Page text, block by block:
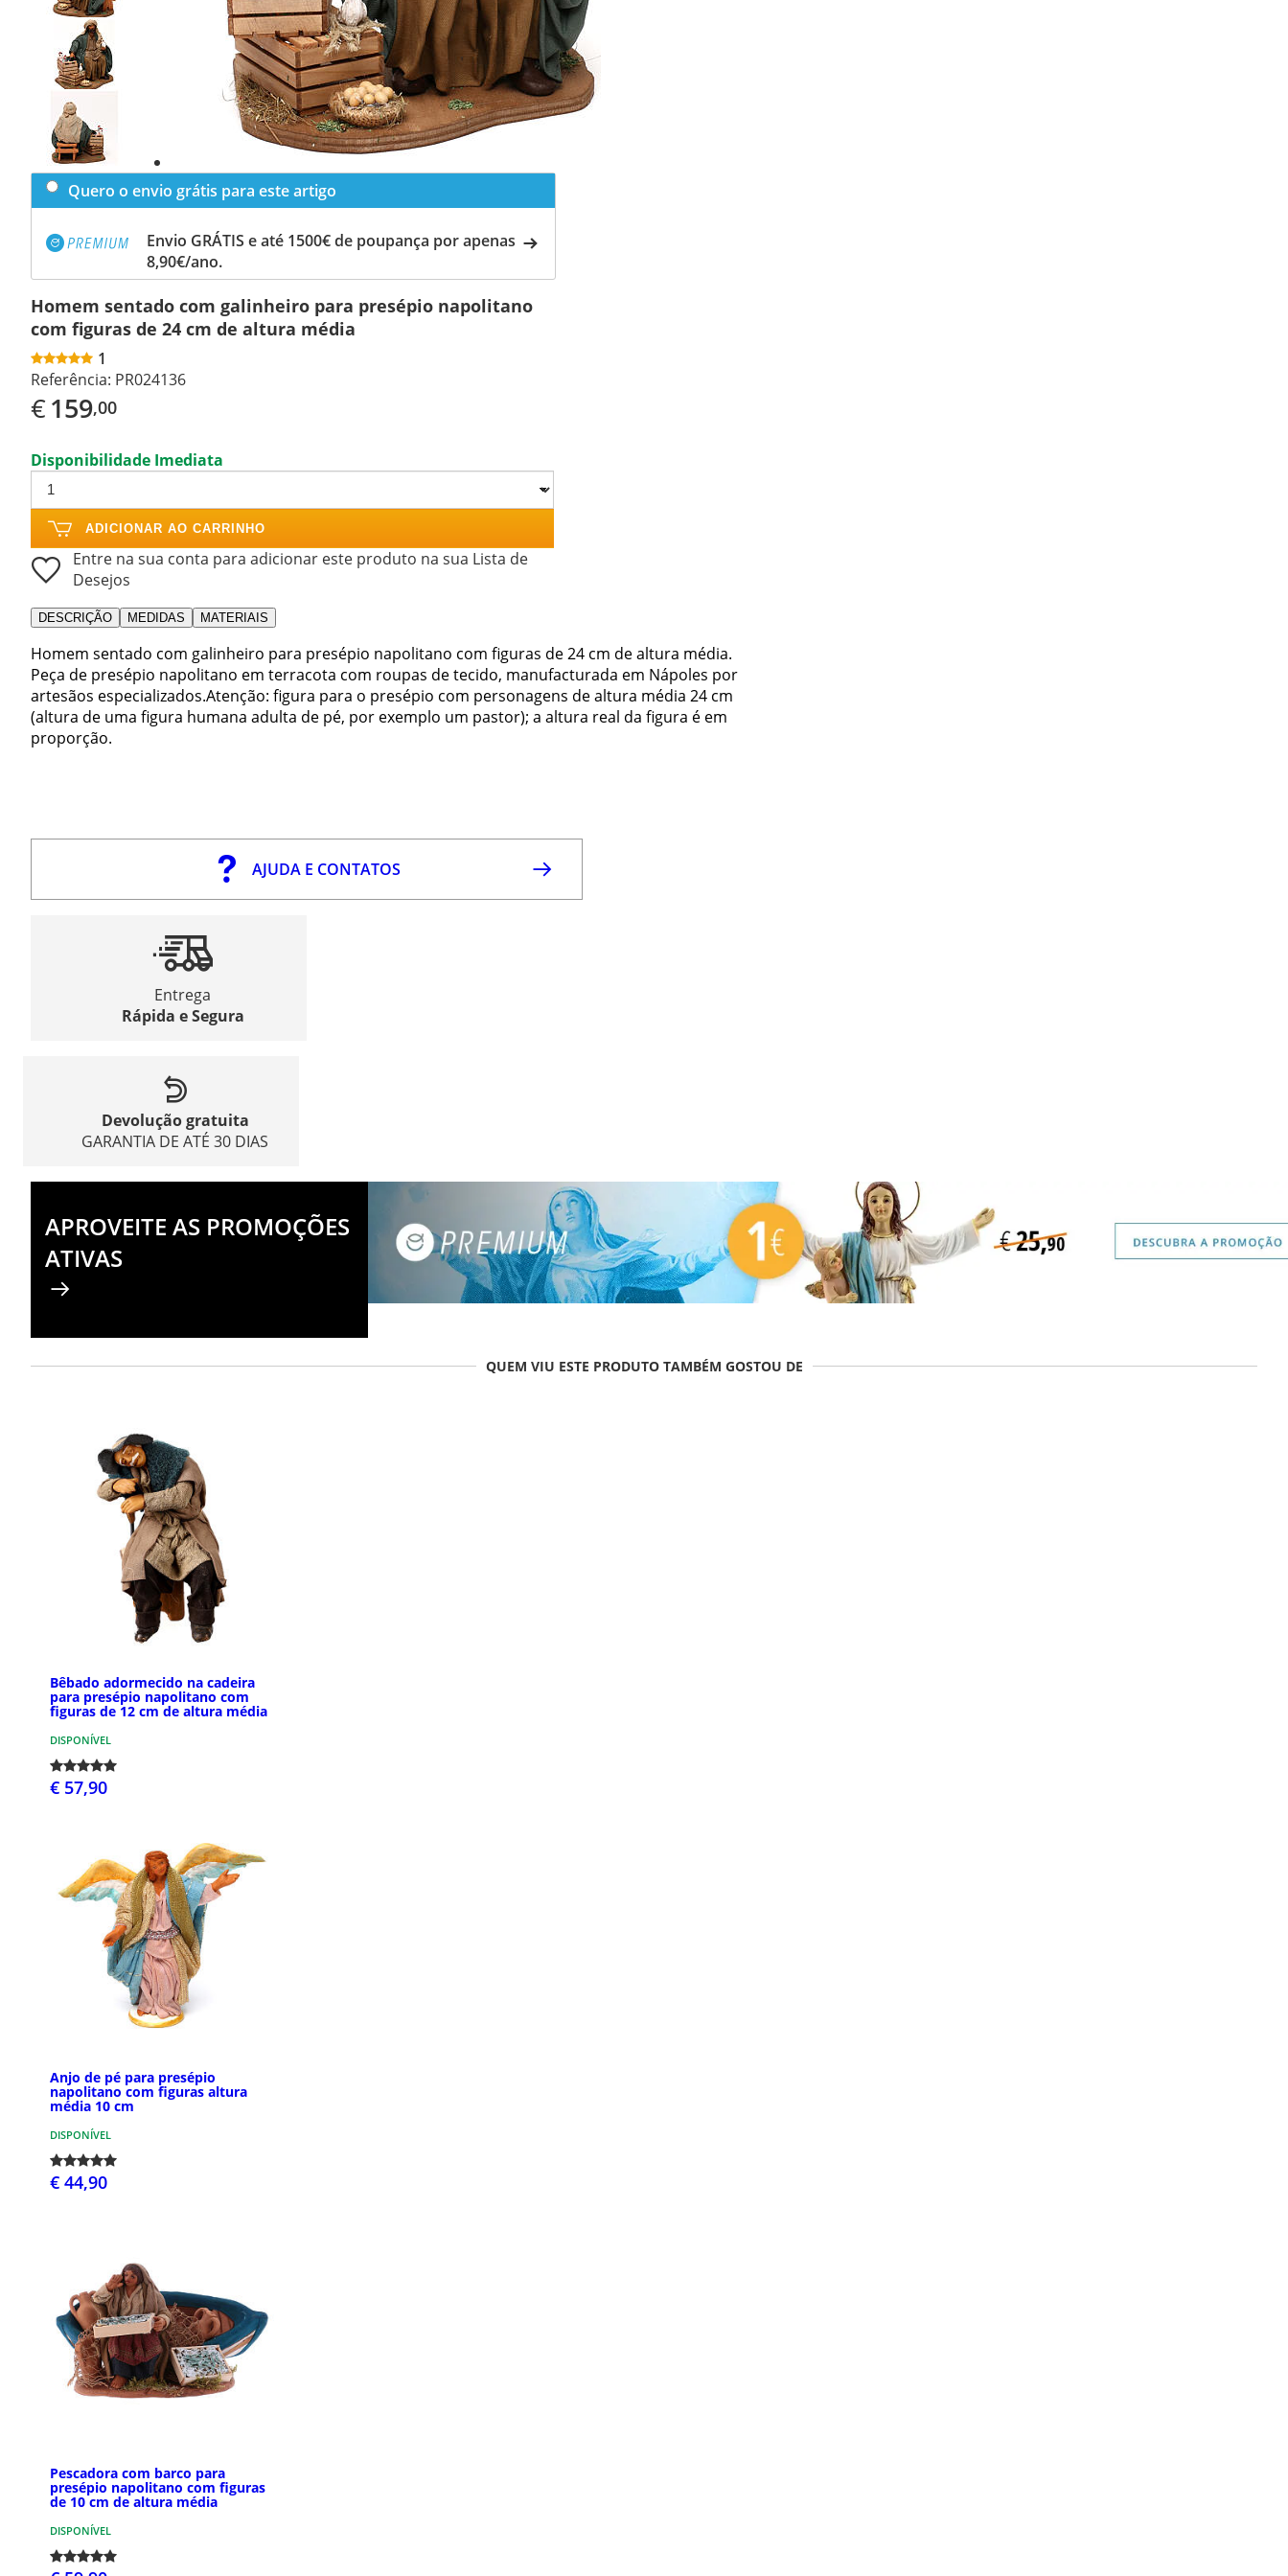
Previous
slide
slide
Quero o envio grátis para este artigo
Envio GRÁTIS e até 1500€ de poupança por apenas
8,90€/ano.
Homem sentado com galinheiro para presépio napolitano
com figuras de 24 cm de altura média
1
Referência: PR024136
€159,00
Disponibilidade Imediata
ADICIONAR AO CARRINHO
Entre na sua conta para adicionar este produto na sua Lista de
Desejos
DESCRIÇÃO MEDIDAS MATERIAIS
Homem sentado com galinheiro para presépio napolitano com figuras de 24 cm de altura média.
Peça de presépio napolitano em terracota com roupas de tecido, manufacturada em Nápoles por
artesãos especializados.Atenção: figura para o presépio com personagens de altura média 24 cm
(altura de uma figura humana adulta de pé, por exemplo um pastor); a altura real da figura é em
proporção.
AJUDA E CONTATOS
Entrega
Rápida e Segura
Devolução gratuita
GARANTIA DE ATÉ 30 DIAS
APROVEITE AS PROMOÇÕES
ATIVAS
QUEM VIU ESTE PRODUTO TAMBÉM GOSTOU DE
Bêbado adormecido na cadeira
para presépio napolitano com
figuras de 12 cm de altura média
DISPONÍVEL
€ 57,90
Anjo de pé para presépio
napolitano com figuras altura
média 10 cm
DISPONÍVEL
€ 44,90
Pescadora com barco para
presépio napolitano com figuras
de 10 cm de altura média
DISPONÍVEL